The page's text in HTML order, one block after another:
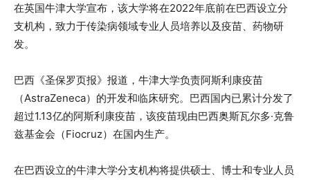
在英国牛津大学宣布，该大学将在2022年底前在巴西设立分
支机构，致力于传染病领域专业人员培养以及疫苗、药物研
发。
巴西《圣保罗页报》报道，牛津大学负责阿斯利康疫苗
（AstraZeneca）的开发和临床研究。巴西国内已累计分发了
超过1.13亿的阿斯利康疫苗，该疫苗现由巴西奥斯瓦尔多·克鲁
兹基金会（Fiocruz）在国内生产。
在巴西设立的牛津大学分支机构将提供硕士、博士和专业人员